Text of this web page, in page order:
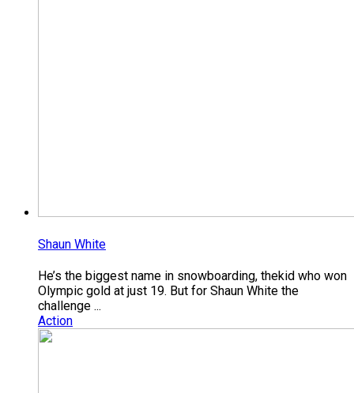
Shaun White
He’s the biggest name in snowboarding, thekid who won
Olympic gold at just 19. But for Shaun White the
challenge ...
Action